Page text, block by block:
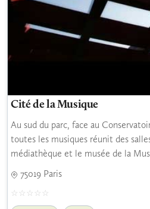
Cité de la Musique
Au sud du parc, face au
toutes les musiques réunit des
médiathèque et le musée de la
75019 Paris